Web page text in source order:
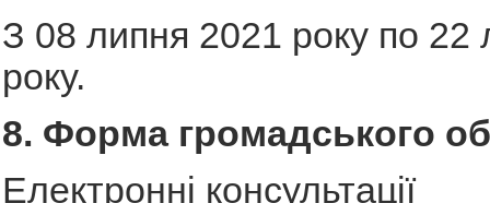
З 08 липня 2021 року по 22
року.
8. Форма громадського
Електронні консультації